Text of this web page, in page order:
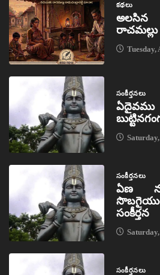
కథలు
అలసిన
రాచమల్లు
Tuesday,
సంకీర్తనలు
సంకీర్తనలు
ఏణ
సంకీర్తన
సంకీర్తనలు